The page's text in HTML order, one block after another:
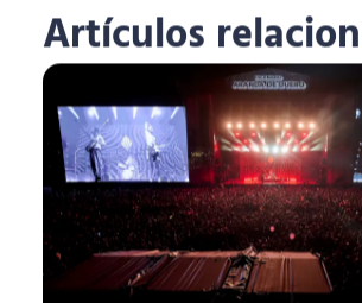
Artículos